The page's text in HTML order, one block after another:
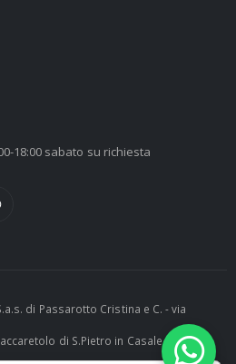
18:00 sabato su richiesta
di Passarotto Cristina e C. - via
di S.Pietro in Casale (BO) -